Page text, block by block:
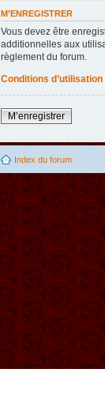
M’ENREGISTRER
Vous devez être
additionnelles aux
règlement du forum.
Conditions d’utilisation
M’enregistrer
Index du forum